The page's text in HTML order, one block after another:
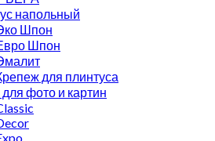
напольный
Шпон
Шпон
для плинтуса
фото и картин